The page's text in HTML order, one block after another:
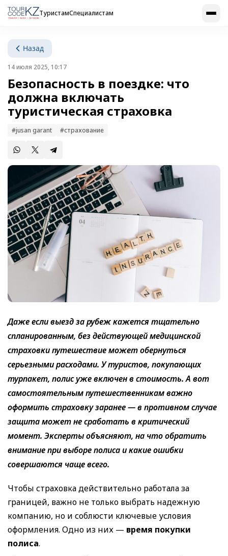
ТуристамСпециалистам
Назад
14 июля 2025, 10:17
Безопасность в поездке: что
должна включать
туристическая страховка
#jusan garant #страхование
Даже если выезд за рубеж кажется тщательно
спланированным, без действующей медицинской
страховки путешествие может обернуться
серьезными расходами. У туристов, покупающих
турпакет, полис уже включен в стоимость. А вот
самостоятельным путешественникам важно
оформить страховку заранее — в противном случае
защита может не сработать в критический
момент. Эксперты объясняют, на что обратить
внимание при выборе полиса и какие ошибки
совершаются чаще всего.
Чтобы страховка действительно работала за
границей, важно не только выбрать надежную
компанию, но и соблюсти ключевые условия
оформления. Одно из них — время покупки
полиса.